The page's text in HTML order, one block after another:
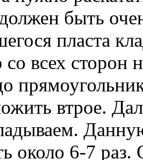
быть
пласта
со всех сторон
до
втрое.
около 6-7 раз.